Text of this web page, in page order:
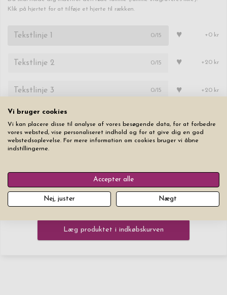
Klik på hjertet for at tilføje et hjerte til rækken.
0/15 ♥ +0 kr
0/15 ♥ +20 kr
0/15 ♥ +20 kr
Skrifttype
649,00 kr
Læg produktet i indkøbskurven
Vi bruger cookies
Vi kan placere disse til analyse af vores besøgende data, for at forbedre
vores websted, vise personaliseret indhold og for at give dig en god
webstedsoplevelse. For mere information om cookies bruger vi åbne
indstillingerne.
Accepter alle
Nej, juster Nægt